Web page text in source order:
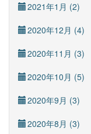
2021年1月 (2)
2020年12月 (4)
2020年11月 (3)
2020年10月 (5)
2020年9月 (3)
2020年8月 (3)